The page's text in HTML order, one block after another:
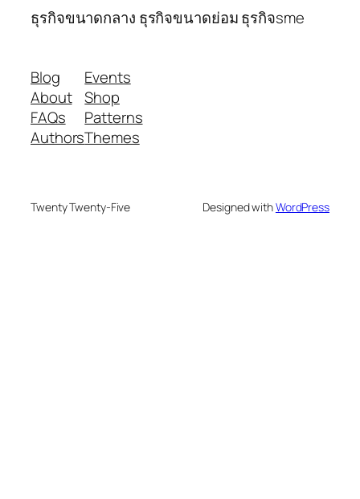
ธุรกิจขนาดกลาง ธุรกิจขนาดย่อม ธุรกิจsme
Blog
About
FAQs
Authors
Events
Shop
Patterns
Themes
Twenty Twenty-Five Designed withWordPress